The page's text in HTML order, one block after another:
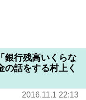
銀行残高いくらな
の話をする村上く
2016.11.1 22:13